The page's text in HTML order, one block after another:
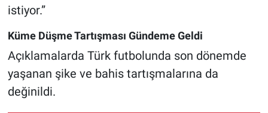
istiyor.”
Küme Düşme Tartışması Gündeme Geldi
Açıklamalarda Türk futbolunda son dönemde
yaşanan şike ve bahis tartışmalarına da
değinildi.